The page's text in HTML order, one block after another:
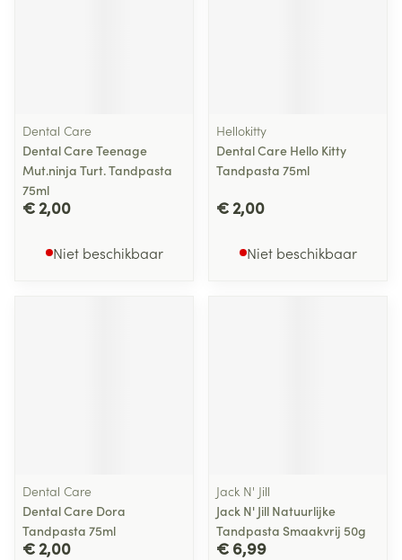
Dental Care
Dental Care Teenage
Mut.ninja Turt. Tandpasta
75ml
€ 2,00
Niet beschikbaar
Hellokitty
Dental Care Hello Kitty
Tandpasta 75ml
€ 2,00
Niet beschikbaar
Dental Care
Dental Care Dora
Tandpasta 75ml
€ 2,00
Jack N' Jill
Jack N' Jill Natuurlijke
Tandpasta Smaakvrij 50g
€ 6,99